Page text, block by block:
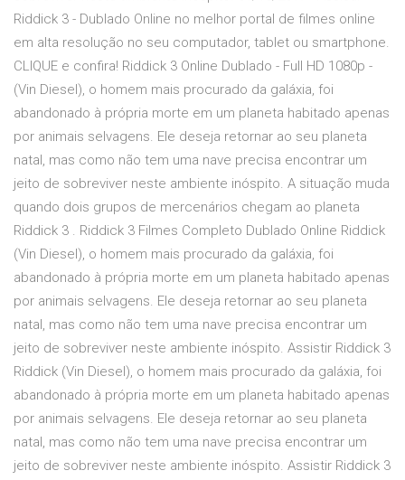
Riddick 3 - Dublado Online no melhor portal de filmes online
em alta resolução no seu computador, tablet ou smartphone.
CLIQUE e confira! Riddick 3 Online Dublado - Full HD 1080p -
(Vin Diesel), o homem mais procurado da galáxia, foi
abandonado à própria morte em um planeta habitado apenas
por animais selvagens. Ele deseja retornar ao seu planeta
natal, mas como não tem uma nave precisa encontrar um
jeito de sobreviver neste ambiente inóspito. A situação muda
quando dois grupos de mercenários chegam ao planeta
Riddick 3 . Riddick 3 Filmes Completo Dublado Online Riddick
(Vin Diesel), o homem mais procurado da galáxia, foi
abandonado à própria morte em um planeta habitado apenas
por animais selvagens. Ele deseja retornar ao seu planeta
natal, mas como não tem uma nave precisa encontrar um
jeito de sobreviver neste ambiente inóspito. Assistir Riddick 3
Riddick (Vin Diesel), o homem mais procurado da galáxia, foi
abandonado à própria morte em um planeta habitado apenas
por animais selvagens. Ele deseja retornar ao seu planeta
natal, mas como não tem uma nave precisa encontrar um
jeito de sobreviver neste ambiente inóspito. Assistir Riddick 3